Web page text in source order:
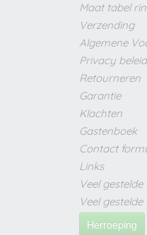
Maat tabel
Verzending
Algemene
Privacy beleid
Retourneren
Garantie
Klachten
Gastenboek
Contact
Links
Veel gestelde
Veel
Herroeping